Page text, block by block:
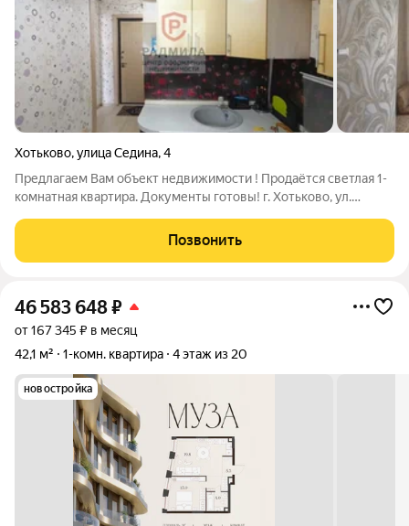
Хотьково,улица Седина,4
Предлагаем Вам объект недвижимости ! Продаётся светлая 1-
комнатная квартира. Документы готовы! г. Хотьково, ул.
прохладно, зимой тепло). Общая площадь: 21,3 м Комната: 14 м
Кухня: 6 м.
Позвонить
46 583 648₽
от 167 345 ₽ в месяц
42,1 м²
1-комн. квартира 4 этаж из 20
новостройка